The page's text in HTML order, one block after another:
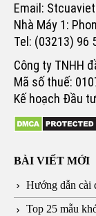
Email:
Nhà Máy 1:
Tel: (03213) 96
Công ty TNHH
Mã số thuế:
Kế hoạch Đầu
BÀI VIẾT MỚI
Hướng dẫn cài
Top 25 mẫu